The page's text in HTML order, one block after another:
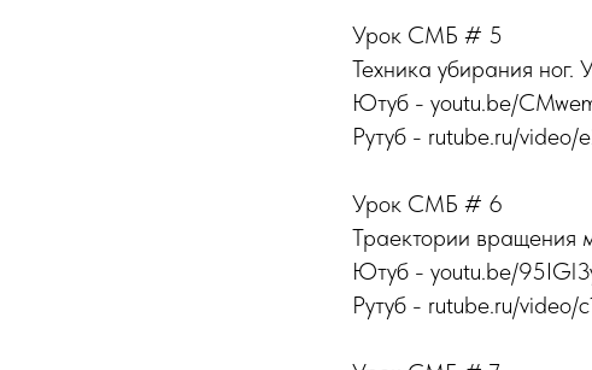
Урок СМБ # 5
Техника убирания ног.
Ютуб - youtu.be/
Рутуб - rutube.ru/video/
Урок СМБ # 6
Траектории вращения
Ютуб - youtu.be/
Рутуб - rutube.ru/video/